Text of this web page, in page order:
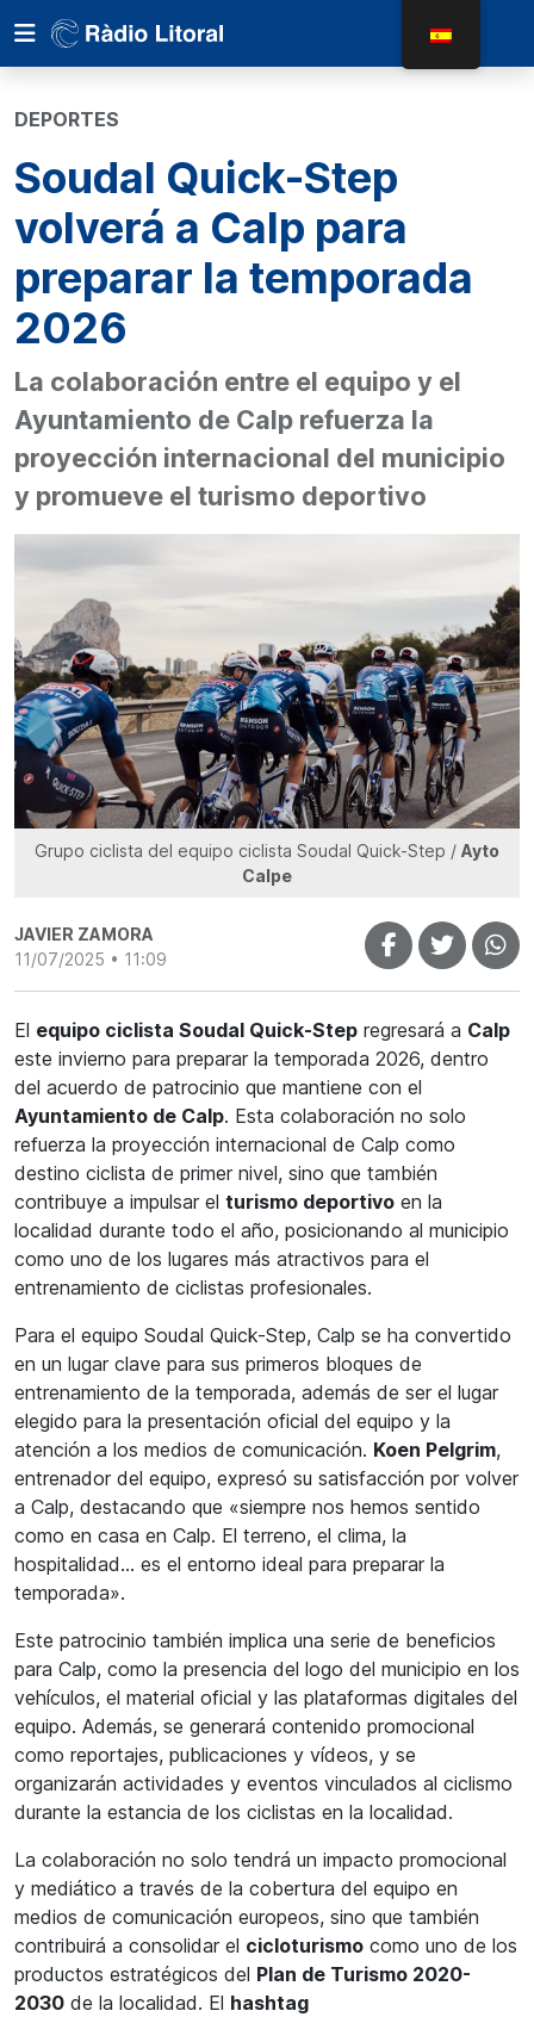
DEPORTES
Soudal Quick-Step
volverá a Calp para
preparar la temporada
2026
La colaboración entre el equipo y el
Ayuntamiento de Calp refuerza la
proyección internacional del municipio
y promueve el turismo deportivo
Grupo ciclista del equipo ciclista Soudal Quick-Step / Ayto
Calpe
JAVIER ZAMORA
11/07/2025 • 11:09
El equipo ciclista Soudal Quick-Step regresará a Calp
este invierno para preparar la temporada 2026, dentro
del acuerdo de patrocinio que mantiene con el
Ayuntamiento de Calp. Esta colaboración no solo
refuerza la proyección internacional de Calp como
destino ciclista de primer nivel, sino que también
contribuye a impulsar el turismo deportivo en la
localidad durante todo el año, posicionando al municipio
como uno de los lugares más atractivos para el
entrenamiento de ciclistas profesionales.
Para el equipo Soudal Quick-Step, Calp se ha convertido
en un lugar clave para sus primeros bloques de
entrenamiento de la temporada, además de ser el lugar
elegido para la presentación oficial del equipo y la
atención a los medios de comunicación. Koen Pelgrim,
entrenador del equipo, expresó su satisfacción por volver
a Calp, destacando que «siempre nos hemos sentido
como en casa en Calp. El terreno, el clima, la
hospitalidad… es el entorno ideal para preparar la
temporada».
Este patrocinio también implica una serie de beneficios
para Calp, como la presencia del logo del municipio en los
vehículos, el material oficial y las plataformas digitales del
equipo. Además, se generará contenido promocional
como reportajes, publicaciones y vídeos, y se
organizarán actividades y eventos vinculados al ciclismo
durante la estancia de los ciclistas en la localidad.
La colaboración no solo tendrá un impacto promocional
y mediático a través de la cobertura del equipo en
medios de comunicación europeos, sino que también
contribuirá a consolidar el cicloturismo como uno de los
productos estratégicos del Plan de Turismo 2020-
2030 de la localidad. El hashtag